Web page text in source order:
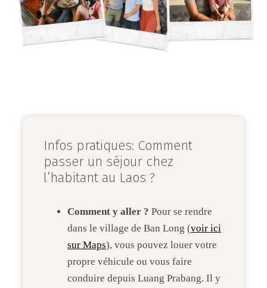
Infos pratiques: Comment
passer un séjour chez
l’habitant au Laos ?
Comment y aller ? Pour se rendre
dans le village de Ban Long (voir ici
sur Maps), vous pouvez louer votre
propre véhicule ou vous faire
conduire depuis Luang Prabang. Il y